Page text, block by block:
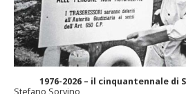
1976-2026 – il cinquantennale di